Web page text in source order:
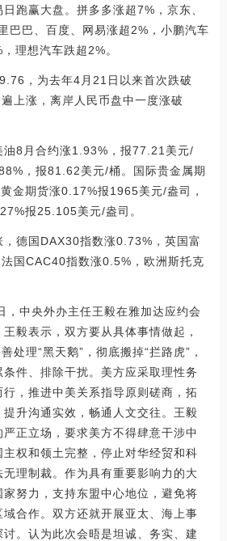
日跑赢大盘。拼多多涨超7%，京东、
巴巴、百度、网易涨超2%，小鹏汽车
理想汽车跌超2%。
，为去年4月21日以来首次跌破
上涨，离岸人民币盘中一度涨破
油8月合约涨1.93%，报77.21美元/
，报81.62美元/桶。国际贵金属期
金期货涨0.17%报1965美元/盎司，
报25.105美元/盎司。
德国DAX30指数涨0.73%，英国富
国CAC40指数涨0.5%，欧洲斯托克
，中央外办主任王毅在雅加达应约会
毅表示，双方要从具体事情做起，
处理“黑天鹅”，彻底搬掉“拦路虎”，
件、排除干扰。美方应采取理性务
，推进中美关系指导原则磋商，拓
升沟通实效，畅通人文交往。王毅
正立场，要求美方不得肆意干涉中
权和领土完整，停止对华经贸和科
理制裁。作为具有重要影响力的大
努力，支持东盟中心地位，避免将
合作。双方还就开展亚太、海上事
。认为此次会晤是坦诚、务实、建